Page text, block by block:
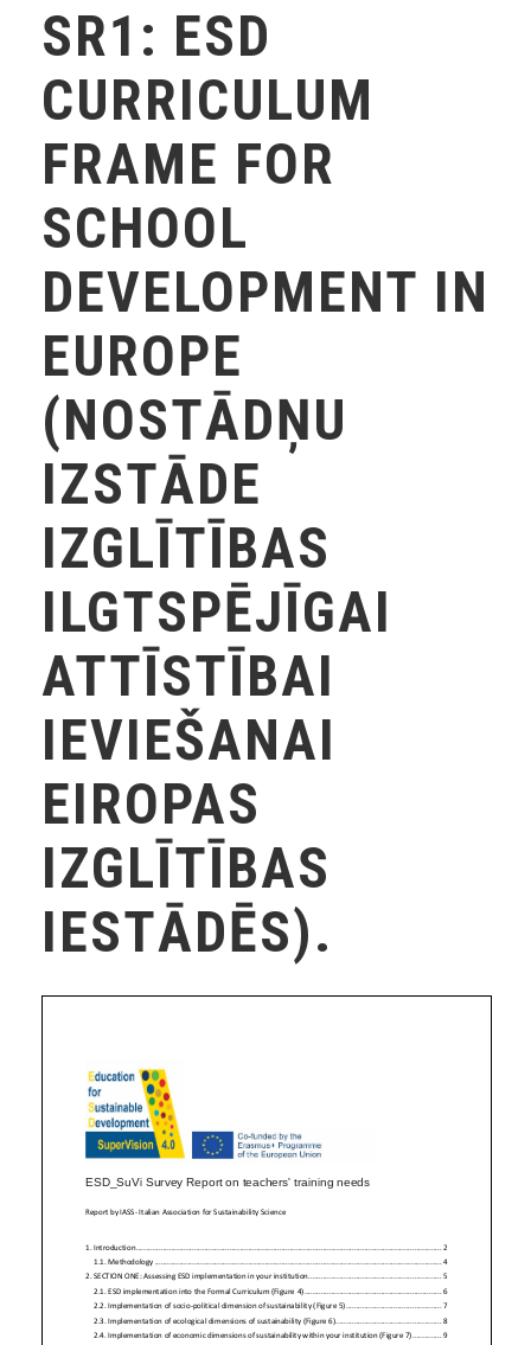
SR1: ESD
CURRICULUM
FRAME FOR
SCHOOL
DEVELOPMENT IN
EUROPE
(NOSTĀDŅU
IZSTĀDE
IZGLĪTĪBAS
ILGTSPĒJĪGAI
ATTĪSTĪBAI
IEVIEŠANAI
EIROPAS
IZGLĪTĪBAS
IESTĀDĒS).